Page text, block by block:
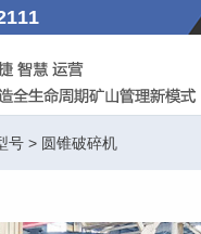
号 > 圆锥破碎机